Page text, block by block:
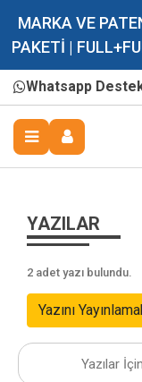
MARKA VE
PAKETİ |
Whatsapp
YAZILAR
2 adet yazı bulundu.
Yazını